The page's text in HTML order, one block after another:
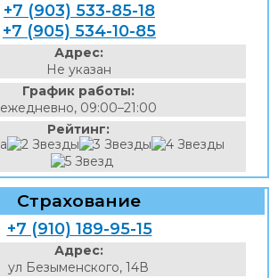
+7 (903) 533-85-18
+7 (905) 534-10-85
Адрес:
Не указан
График работы:
ежедневно, 09:00–21:00
Рейтинг:
Страхование
+7 (910) 189-95-15
Адрес:
ул Безыменского, 14В